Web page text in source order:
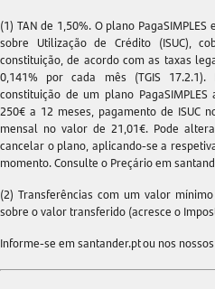
(1) TAN de 1,50%. O plano
sobre Utilização de Crédito (ISUC),
constituição, de acordo com as taxas
0,141% por cada mês (TGIS
constituição de um plano
250€ a 12 meses, pagamento de ISUC
mensal no valor de 21,01€. Pode
cancelar o plano, aplicando-se a
momento. Consulte o Preçário em
(2) Transferências com um valor
sobre o valor transferido (acresce o
Informe-se em santander.pt ou nos